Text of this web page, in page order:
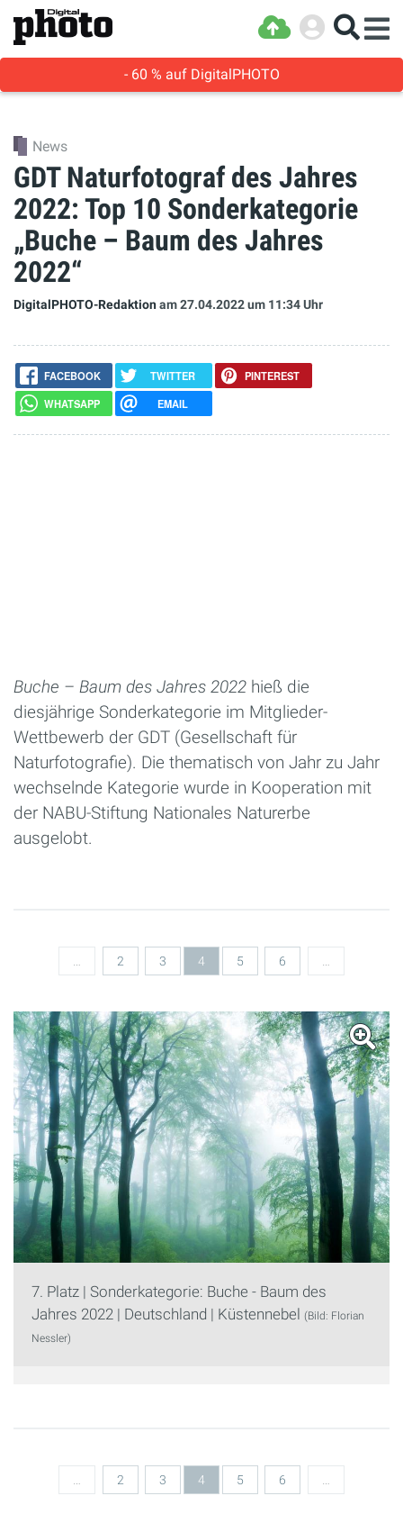
- 60 % auf DigitalPHOTO
News
GDT Naturfotograf des Jahres
2022: Top 10 Sonderkategorie
„Buche – Baum des Jahres
2022“
DigitalPHOTO-Redaktionam 27.04.2022um 11:34 Uhr
FACEBOOK TWITTER
PINTEREST
WHATSAPP
EMAIL
Buche – Baum des Jahres 2022 hieß die
diesjährige Sonderkategorie im Mitglieder-
Wettbewerb der GDT (Gesellschaft für
Naturfotografie). Die thematisch von Jahr zu Jahr
wechselnde Kategorie wurde in Kooperation mit
der NABU-Stiftung Nationales Naturerbe
ausgelobt.
2 3 4 5 6
7. Platz | Sonderkategorie: Buche - Baum des
Jahres 2022 | Deutschland | Küstennebel (Bild: Florian
Nessler)
Seiten
2 3 4 5 6